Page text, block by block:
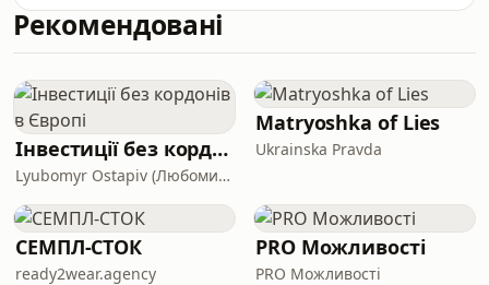
питанню «Як допомогти тим, хто
займається культурою і не виїхав з
Україн
можливою. (У цьому епізоді ми
декілька разів назвали savED
Насправді, savED правильно
називати міжнародним благодійним
фондом. Приносимо вибачення
перед командою фонду за
неточність. — TU) *** На момент
публікації цього епізоду, ко
Рекомендовані
Інвестиції без кордонів в Європі
Lyubomyr Ostapiv (Любомир Остапів)
Matryoshka of Lies
Ukrainska Pravda
СЕМПЛ-СТОК
ready2wear.agency
PRO Можливості
PRO Можливості